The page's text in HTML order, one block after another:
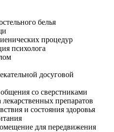
белья
процедур
психолога
досуговой
со сверстниками
препаратов
и состояния здоровья
для передвижения